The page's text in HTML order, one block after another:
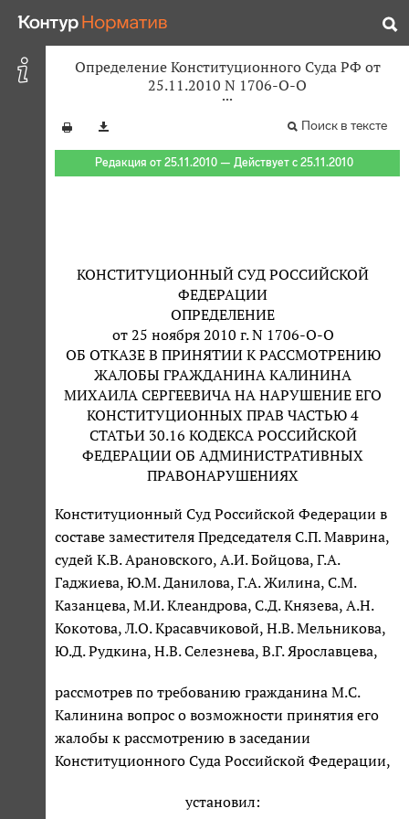
Определение Конституционного Суда РФ от
25.11.2010 N 1706-О-О
Поиск в тексте
Редакция от 25.11.2010 — Действует с 25.11.2010
КОНСТИТУЦИОННЫЙ СУД РОССИЙСКОЙ
ФЕДЕРАЦИИ
ОПРЕДЕЛЕНИЕ
от 25 ноября 2010 г. N 1706-О-О
ОБ ОТКАЗЕ В ПРИНЯТИИ К РАССМОТРЕНИЮ
ЖАЛОБЫ ГРАЖДАНИНА КАЛИНИНА
МИХАИЛА СЕРГЕЕВИЧА НА НАРУШЕНИЕ ЕГО
КОНСТИТУЦИОННЫХ ПРАВ ЧАСТЬЮ 4
СТАТЬИ 30.16 КОДЕКСА РОССИЙСКОЙ
ФЕДЕРАЦИИ ОБ АДМИНИСТРАТИВНЫХ
ПРАВОНАРУШЕНИЯХ
Конституционный Суд Российской Федерации в
составе заместителя Председателя С.П. Маврина,
судей К.В. Арановского, А.И. Бойцова, Г.А.
Гаджиева, Ю.М. Данилова, Г.А. Жилина, С.М.
Казанцева, М.И. Клеандрова, С.Д. Князева, А.Н.
Кокотова, Л.О. Красавчиковой, Н.В. Мельникова,
Ю.Д. Рудкина, Н.В. Селезнева, В.Г. Ярославцева,
рассмотрев по требованию гражданина М.С.
Калинина вопрос о возможности принятия его
жалобы к рассмотрению в заседании
Конституционного Суда Российской Федерации,
установил: